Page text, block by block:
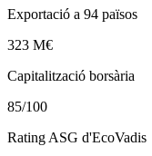
Exportació a 94 països
323 M€
Capitalització borsària
85/100
Rating ASG d'EcoVadis